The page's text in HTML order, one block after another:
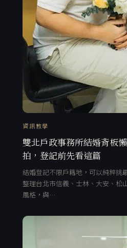
資訊教學
雙北戶政事務所結婚背板
拍，登記前先看這篇
結婚登記不限戶籍地，可以純粹挑
整理台北市信義、士林、大安、松
風格，與…